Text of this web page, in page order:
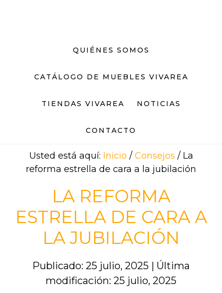
QUIÉNES SOMOS
CATÁLOGO DE MUEBLES VIVAREA
TIENDAS VIVAREA NOTICIAS
CONTACTO
Usted está aquí: Inicio / Consejos /La
reforma estrella de cara a la jubilación
LA REFORMA
ESTRELLA DE CARA A
LA JUBILACIÓN
Publicado: 25 julio, 2025 | Última
modificación: 25 julio, 2025